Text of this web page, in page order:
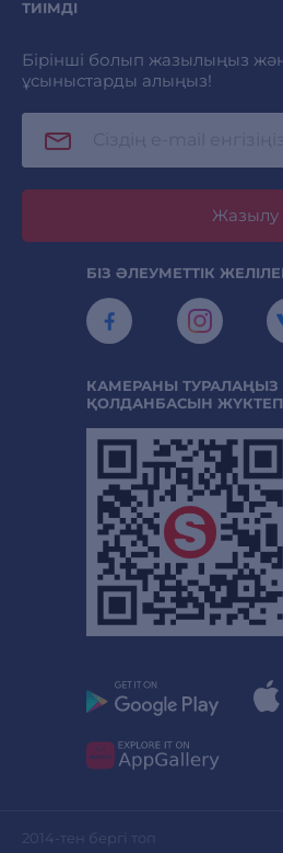
ТИІМДІ
Бірінші болып жазылыңыз
ұсыныстарды алыңыз!
Жазылу
БІЗ ӘЛЕУМЕТТІК
КАМЕРАНЫ ТУРАЛАҢЫЗ
ҚОЛДАНБАСЫН
2014-тен бергі топ